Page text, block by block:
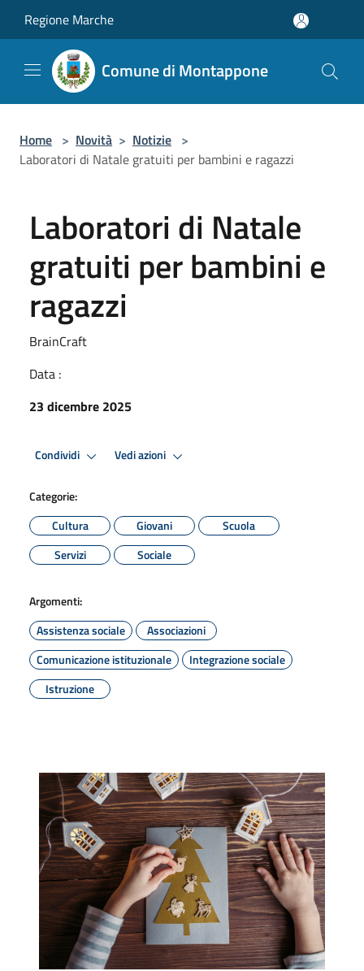
Regione Marche
Comune di Montappone
Home > Novità > Notizie >
Laboratori di Natale gratuiti per bambini e ragazzi
Laboratori di Natale
gratuiti per bambini e
ragazzi
BrainCraft
Data :
23 dicembre 2025
Condividi Vedi azioni
Categorie:
Cultura
Giovani
Scuola
Servizi
Sociale
Argomenti:
Assistenza sociale
Associazioni
Comunicazione istituzionale
Integrazione sociale
Istruzione